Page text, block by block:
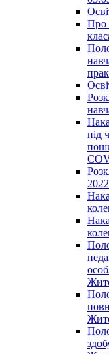
Про
під